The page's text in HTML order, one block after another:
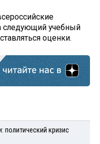
следующий учебный
оценки.
политический кризис